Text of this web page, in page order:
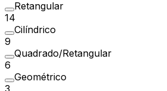
Retangular
14
Cilíndrico
9
Quadrado/Retangular
6
Geométrico
3